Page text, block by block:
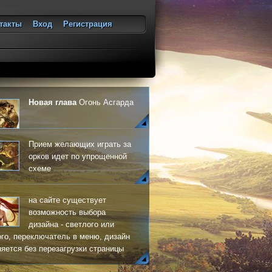
Вход
Регистрация
Новая главаОгонь Асгарда
Прием желающих играть за
орков идет по упрощенной
схеме
на сайте существует
возможность выбора
дизайна - светлого или
переключатель в меню, дизайн
без перезагрузки страницы